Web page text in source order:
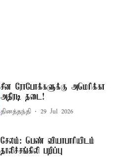
சீன ரோபோக்களுக்கு அமெரிக்கா
அதிரடி தடை!
தினத்தந்தி 29 Jul 2026
சேலம்: பெண் வியாபாரியிடம்
தாலிச்சங்கிலி பறிப்பு